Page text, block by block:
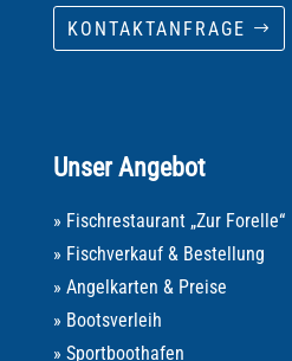
KONTAKTANFRAGE
Unser Angebot
» Fischrestaurant „Zur Forelle“
» Fischverkauf & Bestellung
» Angelkarten & Preise
» Bootsverleih
» Sportboothafen